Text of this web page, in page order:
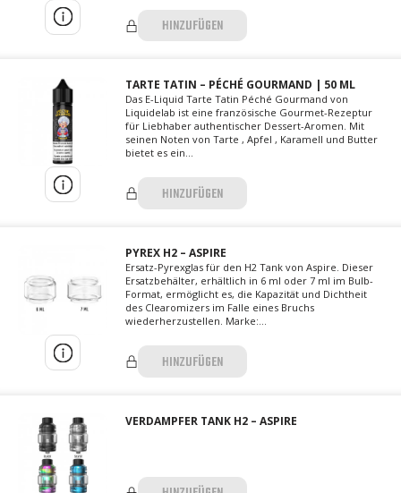
HINZUFÜGEN
TARTE TATIN – PÉCHÉ GOURMAND | 50 ML
Das E-Liquid Tarte Tatin Péché Gourmand von
Liquidelab ist eine französische Gourmet-Rezeptur
für Liebhaber authentischer Dessert-Aromen. Mit
seinen Noten von Tarte , Apfel , Karamell und Butter
bietet es ein...
HINZUFÜGEN
PYREX H2 – ASPIRE
Ersatz-Pyrexglas für den H2 Tank von Aspire. Dieser
Ersatzbehälter, erhältlich in 6 ml oder 7 ml im Bulb-
Format, ermöglicht es, die Kapazität und Dichtheit
des Clearomizers im Falle eines Bruchs
wiederherzustellen. Marke:...
HINZUFÜGEN
VERDAMPFER TANK H2 – ASPIRE